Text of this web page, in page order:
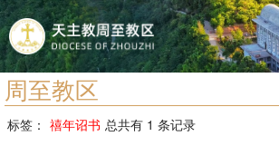
周至教区
首页
标签： 禧年诏书 总共有 1 条记录